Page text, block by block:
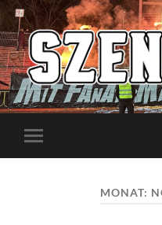
Menü
MONAT: